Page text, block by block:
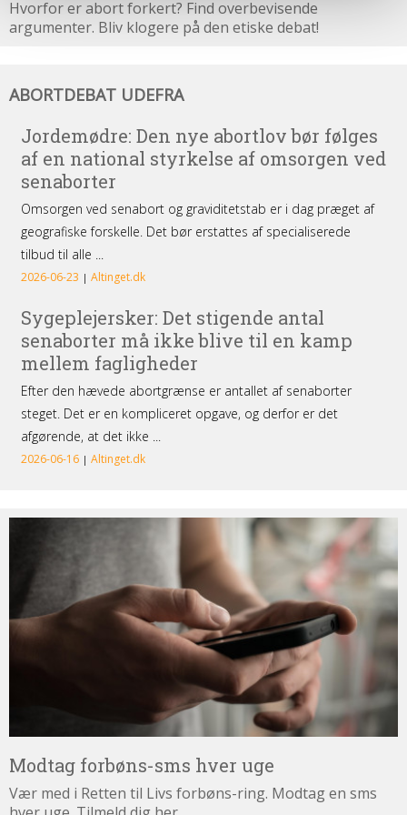
Hvorfor er abort forkert? Find overbevisende
argumenter. Bliv klogere på den etiske debat!
udefra
ABORTDEBAT UDEFRA
uge
Modtag forbøns-sms hver uge
Vær med i Retten til Livs forbøns-ring. Modtag en sms